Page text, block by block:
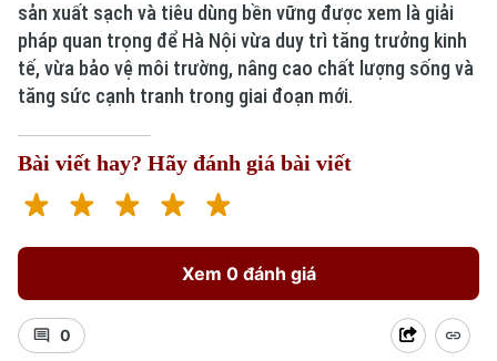
sản xuất sạch và tiêu dùng bền vững được xem là giải
pháp quan trọng để Hà Nội vừa duy trì tăng trưởng kinh
tế, vừa bảo vệ môi trường, nâng cao chất lượng sống và
tăng sức cạnh tranh trong giai đoạn mới.
Bài viết hay? Hãy đánh giá bài viết
Xem 0 đánh giá
0